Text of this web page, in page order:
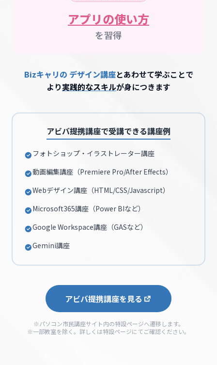
アプリの使い方
を習得
Bizキャリの デザイン講座とあわせて学ぶことで
より実践的なスキルが身につきます
アビバ提携講座で受講できる講座例
フォトショップ・イラストレーター講座
動画編集講座（Premiere Pro/After Effects）
Webデザイン講座（HTML/CSS/Javascript）
Microsoft365講座（Power BIなど）
Google Workspace講座（GASなど）
Gemini講座
アビバ提携講座を見る
※パソコン市民講座サイト内の特設ページへ遷移します。
※一部教室を除く。詳しくは特設ページにてご確認ください。